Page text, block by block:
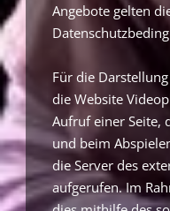
Angebote gelten
Für die
die Website
Aufruf einer Seite,
und beim
die Server des
aufgerufen. Im